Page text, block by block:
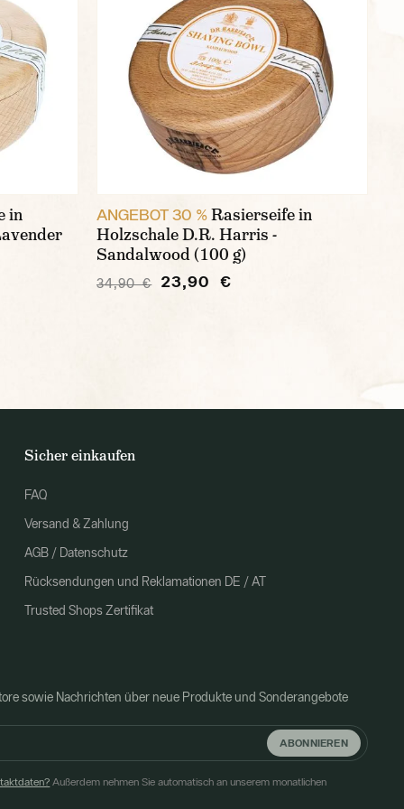
in
ANGEBOT 30 %Rasierseife in
Holzschale D.R. Harris -
Sandalwood (100 g)
34,90 € 23,90 €
Sicher einkaufen
FAQ
Versand & Zahlung
AGB / Datenschutz
Rücksendungen und Reklamationen DE / AT
Trusted Shops Zertifikat
sowie Nachrichten über neue Produkte und Sonderangebote
ABONNIEREN
Außerdem nehmen Sie automatisch an unserem monatlichen